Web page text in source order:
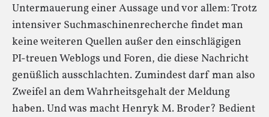
Untermauerung einer Aussage und vor allem: Trotz
intensiver Suchmaschinenrecherche findet man
keine weiteren Quellen außer den einschlägigen
PI-treuen Weblogs und Foren, die diese Nachricht
genüßlich ausschlachten. Zumindest darf man also
Zweifel an dem Wahrheitsgehalt der Meldung
haben. Und was macht Henryk M. Broder? Bedient